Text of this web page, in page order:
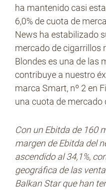
ha mantenido casi
6,0% de cuota de
News ha estabilizado
mercado de cigarrillos
Blondes es una de las
contribuye a nuestro
marca Smart, nº 2 en
una cuota de mercado
Con un Ebitda de 160
margen de Ebitda del
ascendido al 34,1%,
geográfica de las
Balkan Star que han